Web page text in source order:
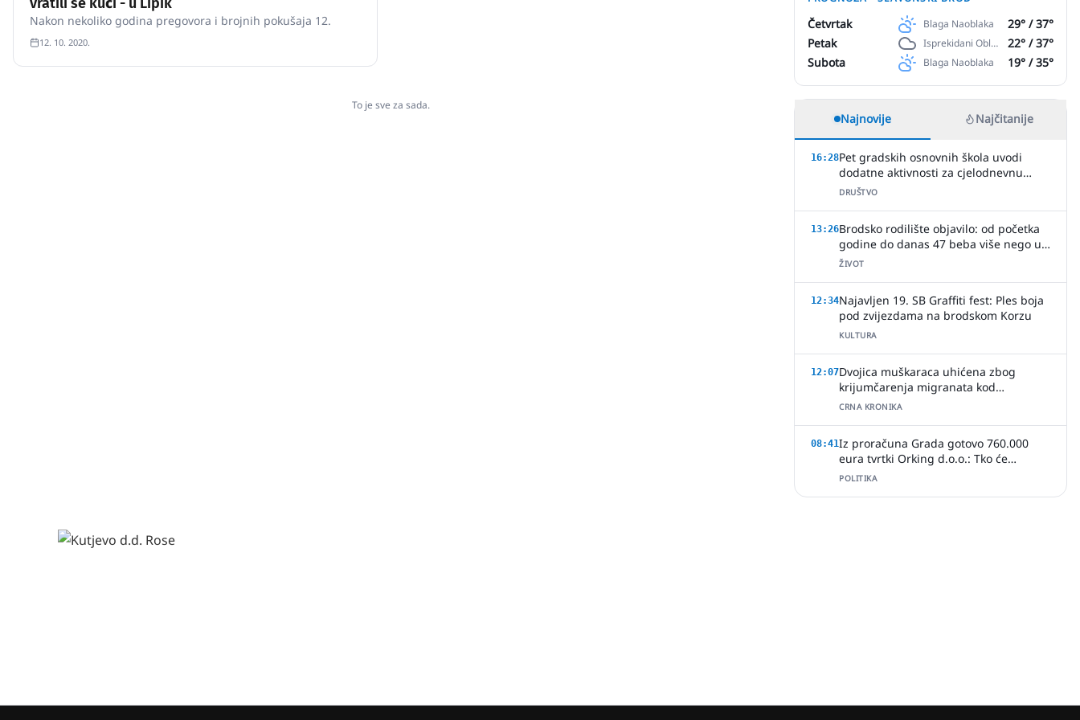
Nakon nekoliko godina pregovora i brojnih pokušaja 12.
12. 10. 2020.
To je sve za sada.
Četvrtak Blaga Naoblaka 29° /37°
Petak
Isprekidani Oblaci 22° /37°
Subota
Blaga Naoblaka 19° /35°
Najnovije Najčitanije
16:28Pet gradskih osnovnih škola uvodi
dodatne aktivnosti za cjelodnevnu
nastavu
DRUŠTVO
13:26Brodsko rodilište objavilo: od početka
godine do danas 47 beba više nego u
cijeloj 2025.!
ŽIVOT
12:34Najavljen 19. SB Graffiti fest: Ples boja
pod zvijezdama na brodskom Korzu
KULTURA
12:07Dvojica muškaraca uhićena zbog
krijumčarenja migranata kod
Slavonskog Šamca
CRNA KRONIKA
08:41Iz proračuna Grada gotovo 760.000
eura tvrtki Orking d.o.o.: Tko će
provjeriti način ugovaranja poslova?
POLITIKA